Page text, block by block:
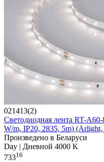
021413(2)
Светодиодная лента RT-
W/m, IP20, 2835, 5m)
Произведено в Беларуси
Day | Дневной 4000 K
73316